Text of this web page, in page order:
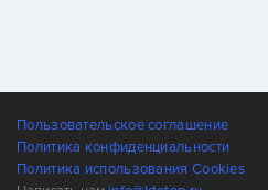
Пользовательское соглашение
Политика конфиденциальности
Политика использования Cookies